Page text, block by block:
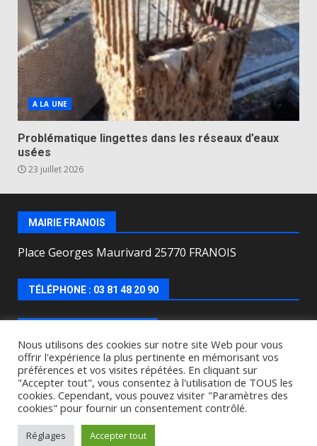
A LA UNE
Problématique lingettes dans les réseaux d’eaux
usées
23 juillet 2026
MAIRIE FRANOIS
Place Georges Maurivard 25770 FRANOIS
TÉLÉPHONE : 03 81 48 20 90
Lundi, mercredi, jeudi, vendredi de : 8h00 à 12h00 et
le Mardi de 9h00 à 12h00 et de 16h30 à 18h30.
Copyright © All rights reserved.
themes.
Nous utilisons des cookies sur notre site Web pour vous
offrir l'expérience la plus pertinente en mémorisant vos
préférences et vos visites répétées. En cliquant sur
"Accepter tout", vous consentez à l'utilisation de TOUS les
cookies. Cependant, vous pouvez visiter "Paramètres des
cookies" pour fournir un consentement contrôlé.
Réglages Accepter tout